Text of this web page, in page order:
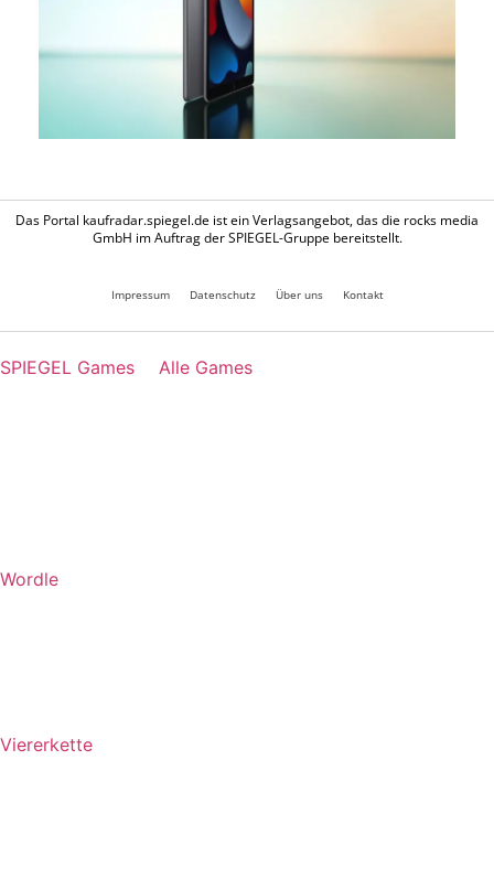
Das Portal kaufradar.spiegel.de ist ein Verlagsangebot, das die rocks media
GmbH im Auftrag der SPIEGEL-Gruppe bereitstellt.
Impressum Datenschutz Über uns Kontakt
SPIEGEL Games Alle Games
Wordle
Viererkette